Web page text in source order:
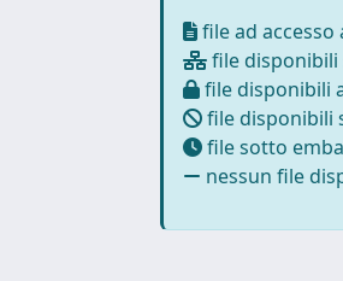
file ad accesso
file
file disponibili
file disponibili
file sotto
nessun file